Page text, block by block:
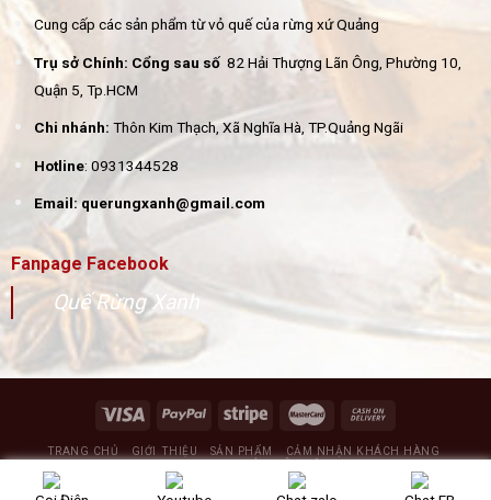
Cung cấp các sản phẩm từ vỏ quế của rừng xứ Quảng
Trụ sở Chính: Cổng sau số 82 Hải Thượng Lãn Ông, Phường 10,
Quận 5, Tp.HCM
Chi nhánh: Thôn Kim Thạch, Xã Nghĩa Hà, TP.Quảng Ngãi
Hotline: 0931344528
Email: querungxanh@gmail.com
Fanpage Facebook
Quế Rừng Xanh
TRANG CHỦ GIỚI THIỆU SẢN PHẨM
CẢM NHẬN KHÁCH HÀNG
Copyright 2026 © Querungxanh.vn